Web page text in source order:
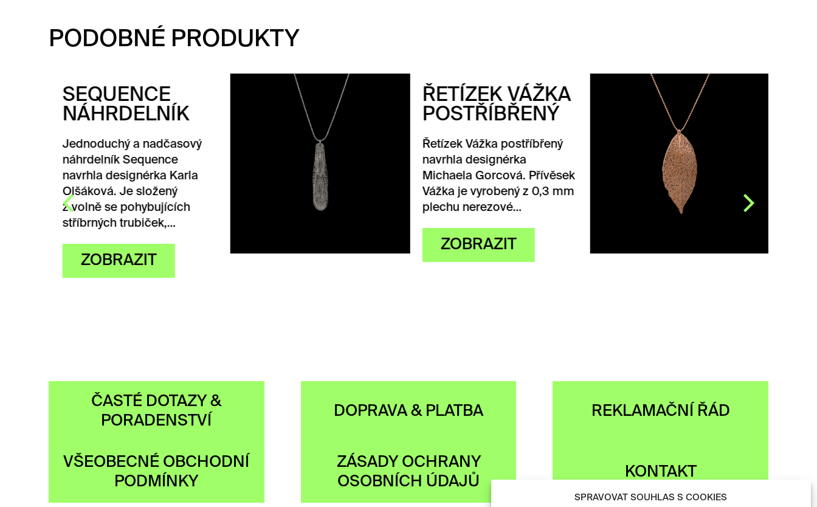
SPRAVOVAT SOUHLAS S COOKIES
PODOBNÉ PRODUKTY
ŘETÍZEK VÁŽKA
POSTŘÍBŘENÝ
Řetízek Vážka postříbřený
navrhla designérka
Michaela Gorcová. Přívěsek
Vážka je vyrobený z 0,3 mm
plechu nerezové…
ŘETÍZEK
BOBKOVÝ LIST
POZLACENÝ
Řetízek Bobkový list
pozlacený navrhla
designérka Michaela
Gorcová. Přívěsek Bobkový
ČASTÉ DOTAZY &
PORADENSTVÍ
DOPRAVA & PLATBA REKLAMAČNÍ ŘÁD
VŠEOBECNÉ OBCHODNÍ
PODMÍNKY
ZÁSADY OCHRANY
OSOBNÍCH ÚDAJŮ
KONTAKT